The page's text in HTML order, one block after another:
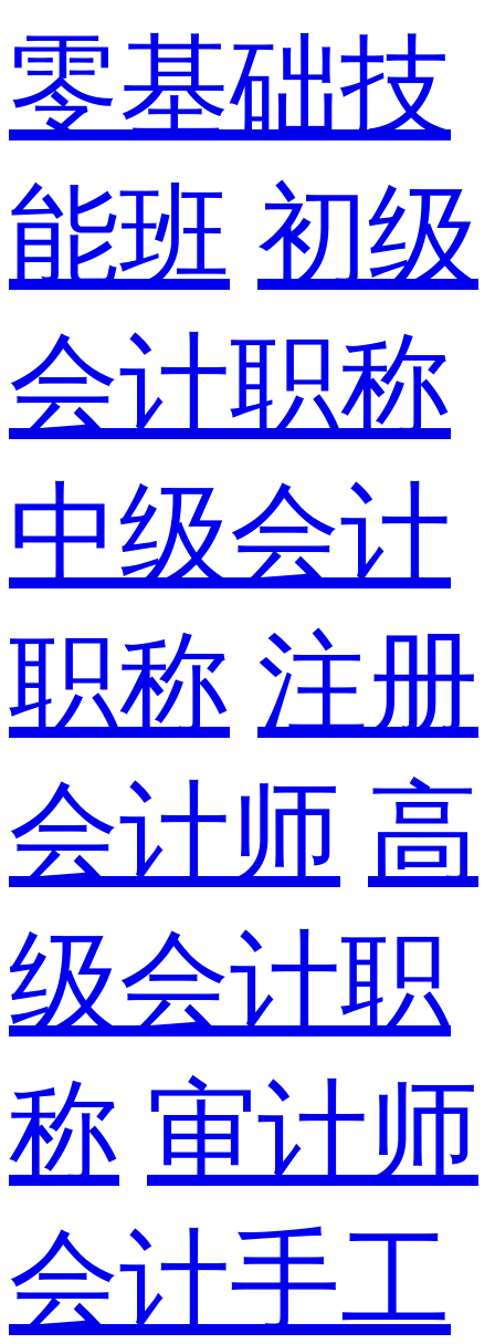
零基础技
能班 初级
会计职称
中级会计
职称 注册
会计师 高
级会计职
称 审计师
会计手工